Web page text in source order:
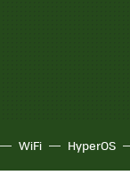
WiFi HyperOS